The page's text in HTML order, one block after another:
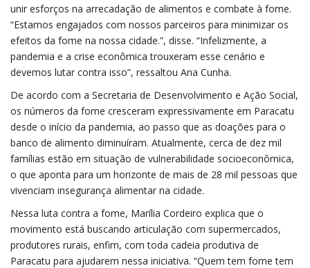
unir esforços na arrecadação de alimentos e combate à fome.
“Estamos engajados com nossos parceiros para minimizar os
efeitos da fome na nossa cidade.”, disse. “Infelizmente, a
pandemia e a crise econômica trouxeram esse cenário e
devemos lutar contra isso”, ressaltou Ana Cunha.
De acordo com a Secretaria de Desenvolvimento e Ação Social,
os números da fome cresceram expressivamente em Paracatu
desde o início da pandemia, ao passo que as doações para o
banco de alimento diminuíram. Atualmente, cerca de dez mil
famílias estão em situação de vulnerabilidade socioeconômica,
o que aponta para um horizonte de mais de 28 mil pessoas que
vivenciam insegurança alimentar na cidade.
Nessa luta contra a fome, Marília Cordeiro explica que o
movimento está buscando articulação com supermercados,
produtores rurais, enfim, com toda cadeia produtiva de
Paracatu para ajudarem nessa iniciativa. “Quem tem fome tem